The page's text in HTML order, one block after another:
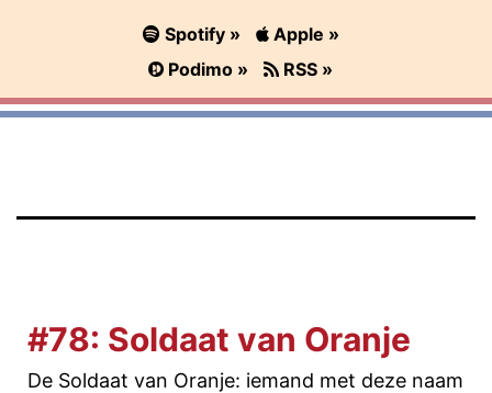
Spotify »
Apple »
Podimo »
RSS »
#78: Soldaat van Oranje
De Soldaat van Oranje: iemand met deze naam